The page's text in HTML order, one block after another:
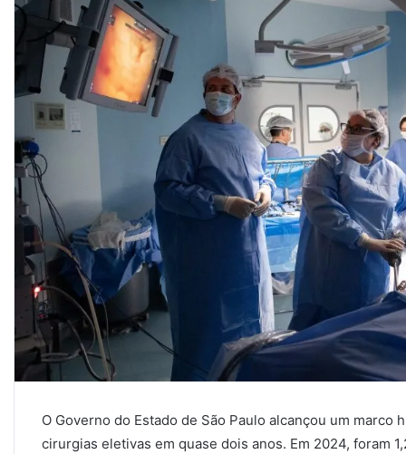
O Governo do Estado de São Paulo alcançou um
cirurgias eletivas em quase dois anos. Em 2024, foram